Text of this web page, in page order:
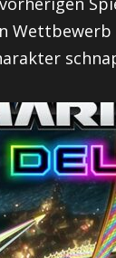
Wettbewerb